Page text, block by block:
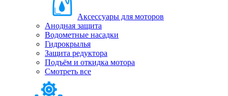
Аксессуары для моторов
Анодная защита
Водометные насадки
Гидрокрылья
Защита редуктора
Подъём и откидка мотора
Смотреть все